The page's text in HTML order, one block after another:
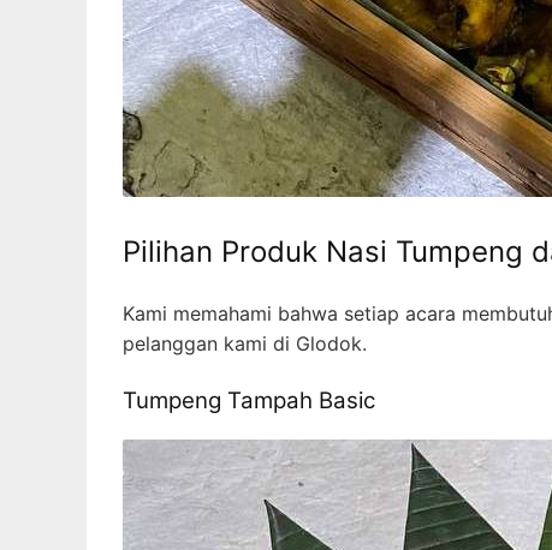
Pilihan Produk Nasi Tumpeng
Kami memahami bahwa setiap acara
pelanggan kami di Glodok.
Tumpeng Tampah Basic